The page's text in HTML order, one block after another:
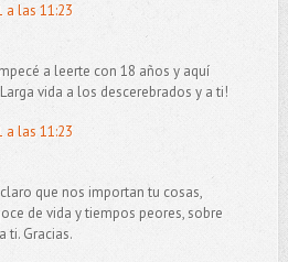
a las 11:23
a leerte con 18 años y aquí
vida a los descerebrados y a ti!
a las 11:23
que nos importan tu cosas,
de vida y tiempos peores, sobre
ti. Gracias.